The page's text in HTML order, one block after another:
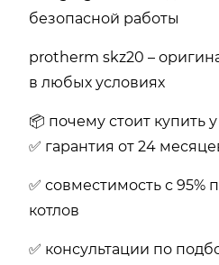
безопасной работы
protherm skz20 –
в любых условиях
📦 почему стоит купить
✅ гарантия от 24
✅ совместимость с
котлов
✅ консультации по